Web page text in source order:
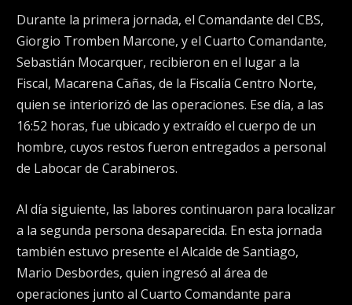
Durante la primera jornada, el Comandante del CBS,
Giorgio Tromben Marcone, y el Cuarto Comandante,
Sebastián Mocarquer, recibieron en el lugar a la
Fiscal, Macarena Cañas, de la Fiscalía Centro Norte,
quien se interiorizó de las operaciones. Ese día, a las
16:52 horas, fue ubicado y extraído el cuerpo de un
hombre, cuyos restos fueron entregados a personal
de Labocar de Carabineros.
Al día siguiente, las labores continuaron para localizar
a la segunda persona desaparecida. En esta jornada
también estuvo presente el Alcalde de Santiago,
Mario Desbordes, quien ingresó al área de
operaciones junto al Cuarto Comandante para